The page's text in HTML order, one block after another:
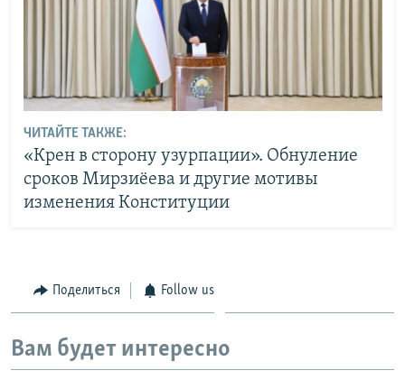
ЧИТАЙТЕ ТАКЖЕ:
«Крен в сторону узурпации». Обнуление
сроков Мирзиёева и другие мотивы
изменения Конституции
Поделиться Follow us
Вам будет интересно